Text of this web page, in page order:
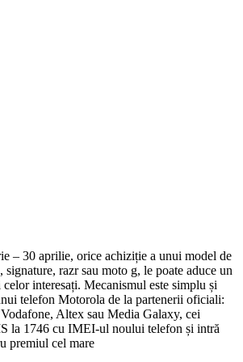
– 30 aprilie, orice achiziție a unui model de
razr sau moto g, le poate aduce un
interesați. Mecanismul este simplu și
telefon Motorola de la partenerii oficiali:
Altex sau Media Galaxy, cei
la 1746 cu IMEI-ul noului telefon și intră
premiul cel mare